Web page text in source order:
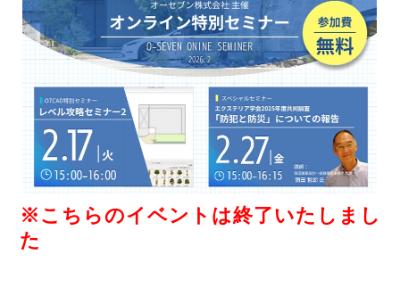
※こちらのイベントは終了いたしまし
た